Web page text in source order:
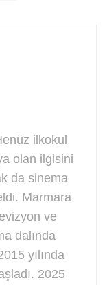
ilkokul
olan ilgisini
da sinema
Marmara
ve
dalında
yılında
2025